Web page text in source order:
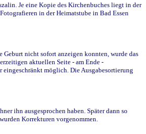
Je eine Kopie des Kirchenbuches liegt in der
in der Heimatstube in Bad Essen
nicht sofort anzeigen konnten, wurde das
aktuellen Seite - am Ende -
eingeschränkt möglich. Die Ausgabesortierung
ihn ausgesprochen haben. Später dann so
Korrekturen vorgenommen.